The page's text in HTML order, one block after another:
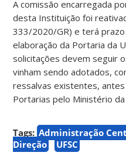
A comissão encarregada
desta Instituição foi
333/2020/GR) e terá
elaboração da Portaria da
solicitações devem seguir
vinham sendo adotados,
ressalvas existentes,
Portarias pelo Ministério da
Tags: Administração
Direção
UFSC